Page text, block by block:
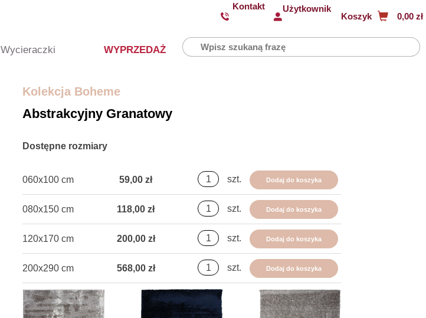
Kontakt Użytkownik
Koszyk 0,00 zł
Wycieraczki WYPRZEDAŻ
Kolekcja Boheme
Abstrakcyjny Granatowy
Dostępne rozmiary
060x100 cm 59,00 zł szt. Dodaj do koszyka
080x150 cm 118,00 zł szt. Dodaj do koszyka
120x170 cm 200,00 zł szt. Dodaj do koszyka
200x290 cm 568,00 zł szt. Dodaj do koszyka